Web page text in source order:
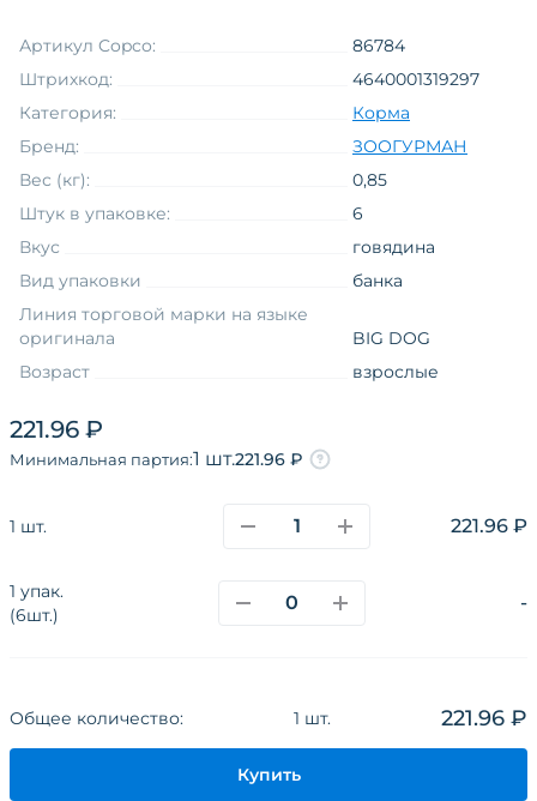
221.96 ₽
Минимальная партия:1 шт.221.96 ₽
1 шт. 221.96 ₽
1 упак.
(6шт.)
-
Общее количество: 1 шт. 221.96 ₽
Купить
Артикул Copco:
86784
Штрихкод:
4640001319297
Категория:
Корма
Бренд:
ЗООГУРМАН
Вес (кг):
0,85
Штук в упаковке:
6
Вкус
говядина
Вид упаковки
банка
Линия торговой марки на языке
оригинала
BIG DOG
Возраст
взрослые
Вкус
Дополнительный вкус
Функциональные свойства
без назначения
Политика конфиденциальности
CoffeeStudio